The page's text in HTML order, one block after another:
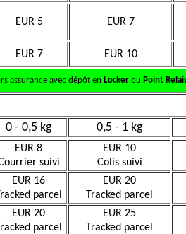
EUR 5 EUR 7
EUR 7 EUR 10
assurance avec dépôt en Lockerou Point
0 - 0,5 kg 0,5 - 1 kg
EUR 8
suivi
EUR 10
Colis suivi
EUR 16
parcel
EUR 20
Tracked parcel
EUR 20
parcel
EUR 25
Tracked parcel